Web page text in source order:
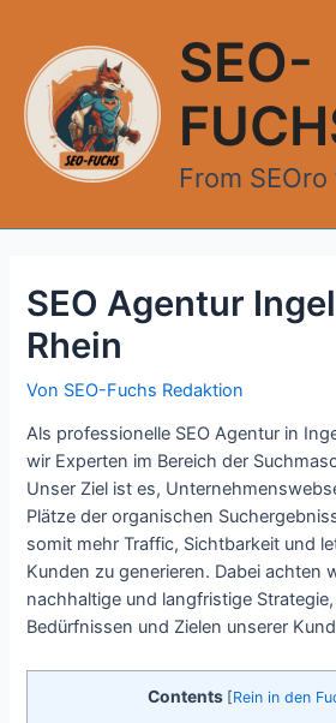
springen
SEO-
From
SEO Agentur
Rhein
Von SEO-Fuchs Redaktion
Als professionelle SEO Agentur in
wir Experten im Bereich der
Unser Ziel ist es,
Plätze der organischen
somit mehr Traffic, Sichtbarkeit und
Kunden zu generieren. Dabei achten
nachhaltige und langfristige
Bedürfnissen und Zielen unserer
Contents [Rein in den